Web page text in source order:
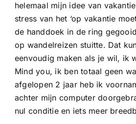
helemaal mijn idee van
stress van het ‘op vakantie
de handdoek in de ring
op wandelreizen stuitte. Dat
eenvoudig maken als je wil, ik
Mind you, ik ben totaal geen
afgelopen 2 jaar heb ik
achter mijn computer
nul conditie en iets meer